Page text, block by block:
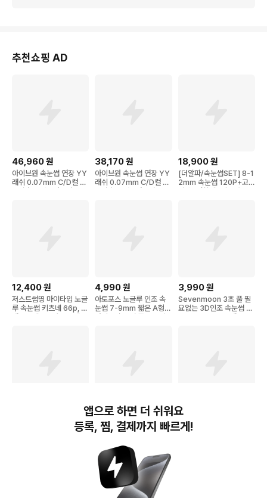
추천쇼핑 AD
46,960원
아이브원 속눈썹 연장 YY
래쉬 0.07mm C/D컬 전
38,170원
아이브원 속눈썹 연장 YY
래쉬 0.07mm C/D컬 전
18,900원
[더알파/속눈썹SET] 8-1
2mm 속눈썹 120P+고정
12,400원
저스트썸띵 마이타입 노글
루 속눈썹 키츠네 66p, 1
개, 01 에스프레소 블랙
4,990원
아토포스 노글루 인조 속
눈썹 7-9mm 짧은 A형
아이돌 속눈썹 풀 필요없
3,990원
Sevenmoon 3초 풀 필
요없는 3D인조 속눈썹 세
트 9-11mm 120개
ROYAI ONE 자연스러운
노글루 속눈썹 대용량 12
6,500원
아토포스 노글루 브라운
언더 속눈썹 5mm 내추럴
눈썹 대용량
11,700
스타일홀리 DIY 볼륨 속눈
썹 셀프연장SET 풍성한
번개장터(주) 사업자정보, 이용약관 및 기타 법적고지
번개장터㈜는 통신판매중개자이며, 통신판매의 당사자가 아닙니다. 전자상거래 등에서의
앱으로 하면 더 쉬워요
등록, 찜, 결제까지 빠르게!